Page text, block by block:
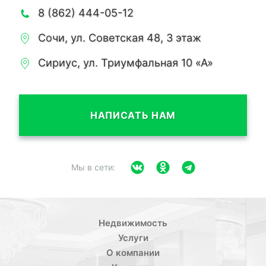
8 (862) 444-05-12
Сочи, ул. Советская 48, 3 этаж
Сириус, ул. Триумфальная 10 «А»
НАПИСАТЬ НАМ
Мы в сети:
Недвижимость
Услуги
О компании